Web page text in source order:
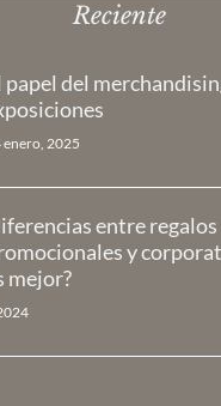
Reciente
papel del
enero, 2025
entre regalos
y
mejor?